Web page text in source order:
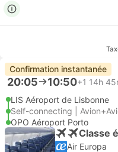
Confirmation instantanée
20:05 10:50+1 14h
LIS Aéroport de Lisbonne
Self-connecting |
OPO Aéroport Porto
Classe
Air Europa